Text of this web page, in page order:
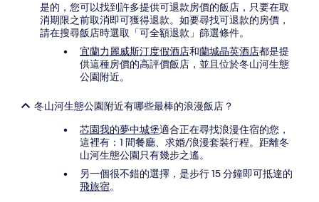
是的，您可以找到許多提供可退款房價的飯店，只要在取
消期限之前取消即可獲得退款。如要尋找可退款的房價，
請在搜尋飯店時選取「可全額退款」篩選條件。
宜蘭力麗威斯汀度假酒店和蘭城晶英酒店都是提
供這種房價的高評價飯店，並且位於冬山河生態
公園附近。
冬山河生態公園附近有哪些最棒的浪漫飯店？
芯園我的夢中城堡適合正在尋找浪漫住宿的您，
這裡有：1 間餐廳、求婚/浪漫套裝行程。距離冬
山河生態公園只有幾步之遙。
另一個很不錯的選擇，是步行 15 分鐘即可抵達的
飛旅宿。